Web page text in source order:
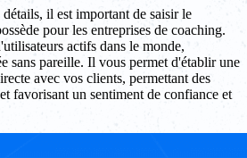
il est important de saisir le
pour les entreprises de coaching.
actifs dans le monde,
sans pareille. Il vous permet d'établir une
avec vos clients, permettant des
favorisant un sentiment de confiance et